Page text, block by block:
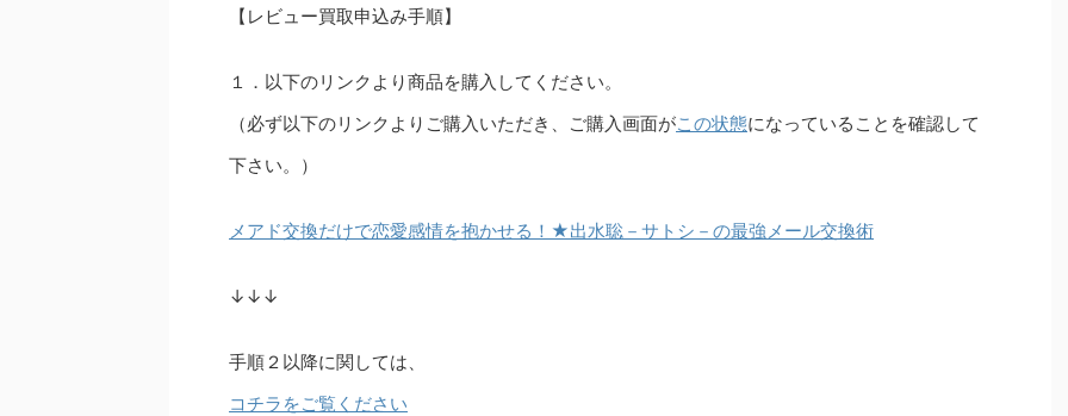
【レビュー買取申込み手順】
１．以下のリンクより商品を購入してください。
（必ず以下のリンクよりご購入いただき、ご購入画面がこの状態になっていることを確認して
下さい。）
メアド交換だけで恋愛感情を抱かせる！★出水聡－サトシ－の最強メール交換術
↓↓↓
手順２以降に関しては、
コチラをご覧ください